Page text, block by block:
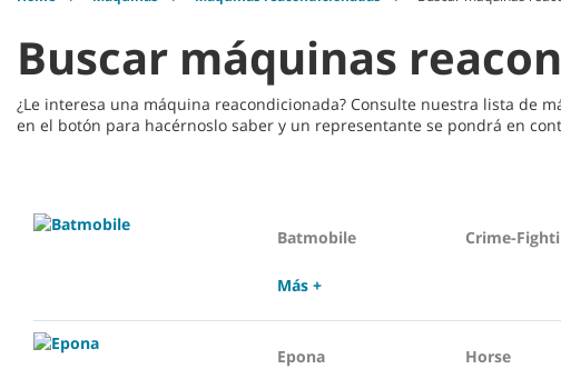
Buscar máquinas
¿Le interesa una máquina reacondicionada? Consulte nuestra lista de
en el botón para hacérnoslo saber y un representante se pondrá en
Batmobile Crime-
Más +
Epona Horse